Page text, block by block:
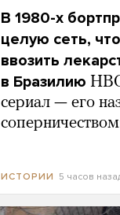
В 1980-х
целую сеть,
ввозить
в Бразилию
сериал — его
ИСТОРИИ 5 часов